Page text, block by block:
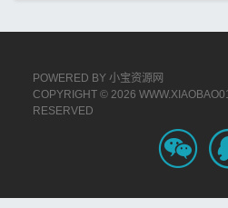
POWERED BY 小宝资源网
COPYRIGHT © 2026
RESERVED